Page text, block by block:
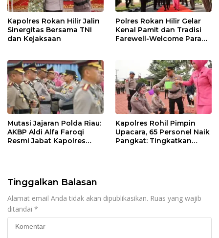
Kapolres Rokan Hilir Jalin
Sinergitas Bersama TNI
dan Kejaksaan
Polres Rokan Hilir Gelar
Kenal Pamit dan Tradisi
Farewell-Welcome Parade
Mutasi Jajaran Polda Riau:
AKBP Aldi Alfa Faroqi
Resmi Jabat Kapolres
Kapolres Rohil Pimpin
Upacara, 65 Personel Naik
Pangkat: Tingkatkan
Tinggalkan Balasan
Alamat email Anda tidak akan dipublikasikan. Ruas yang wajib
ditandai *